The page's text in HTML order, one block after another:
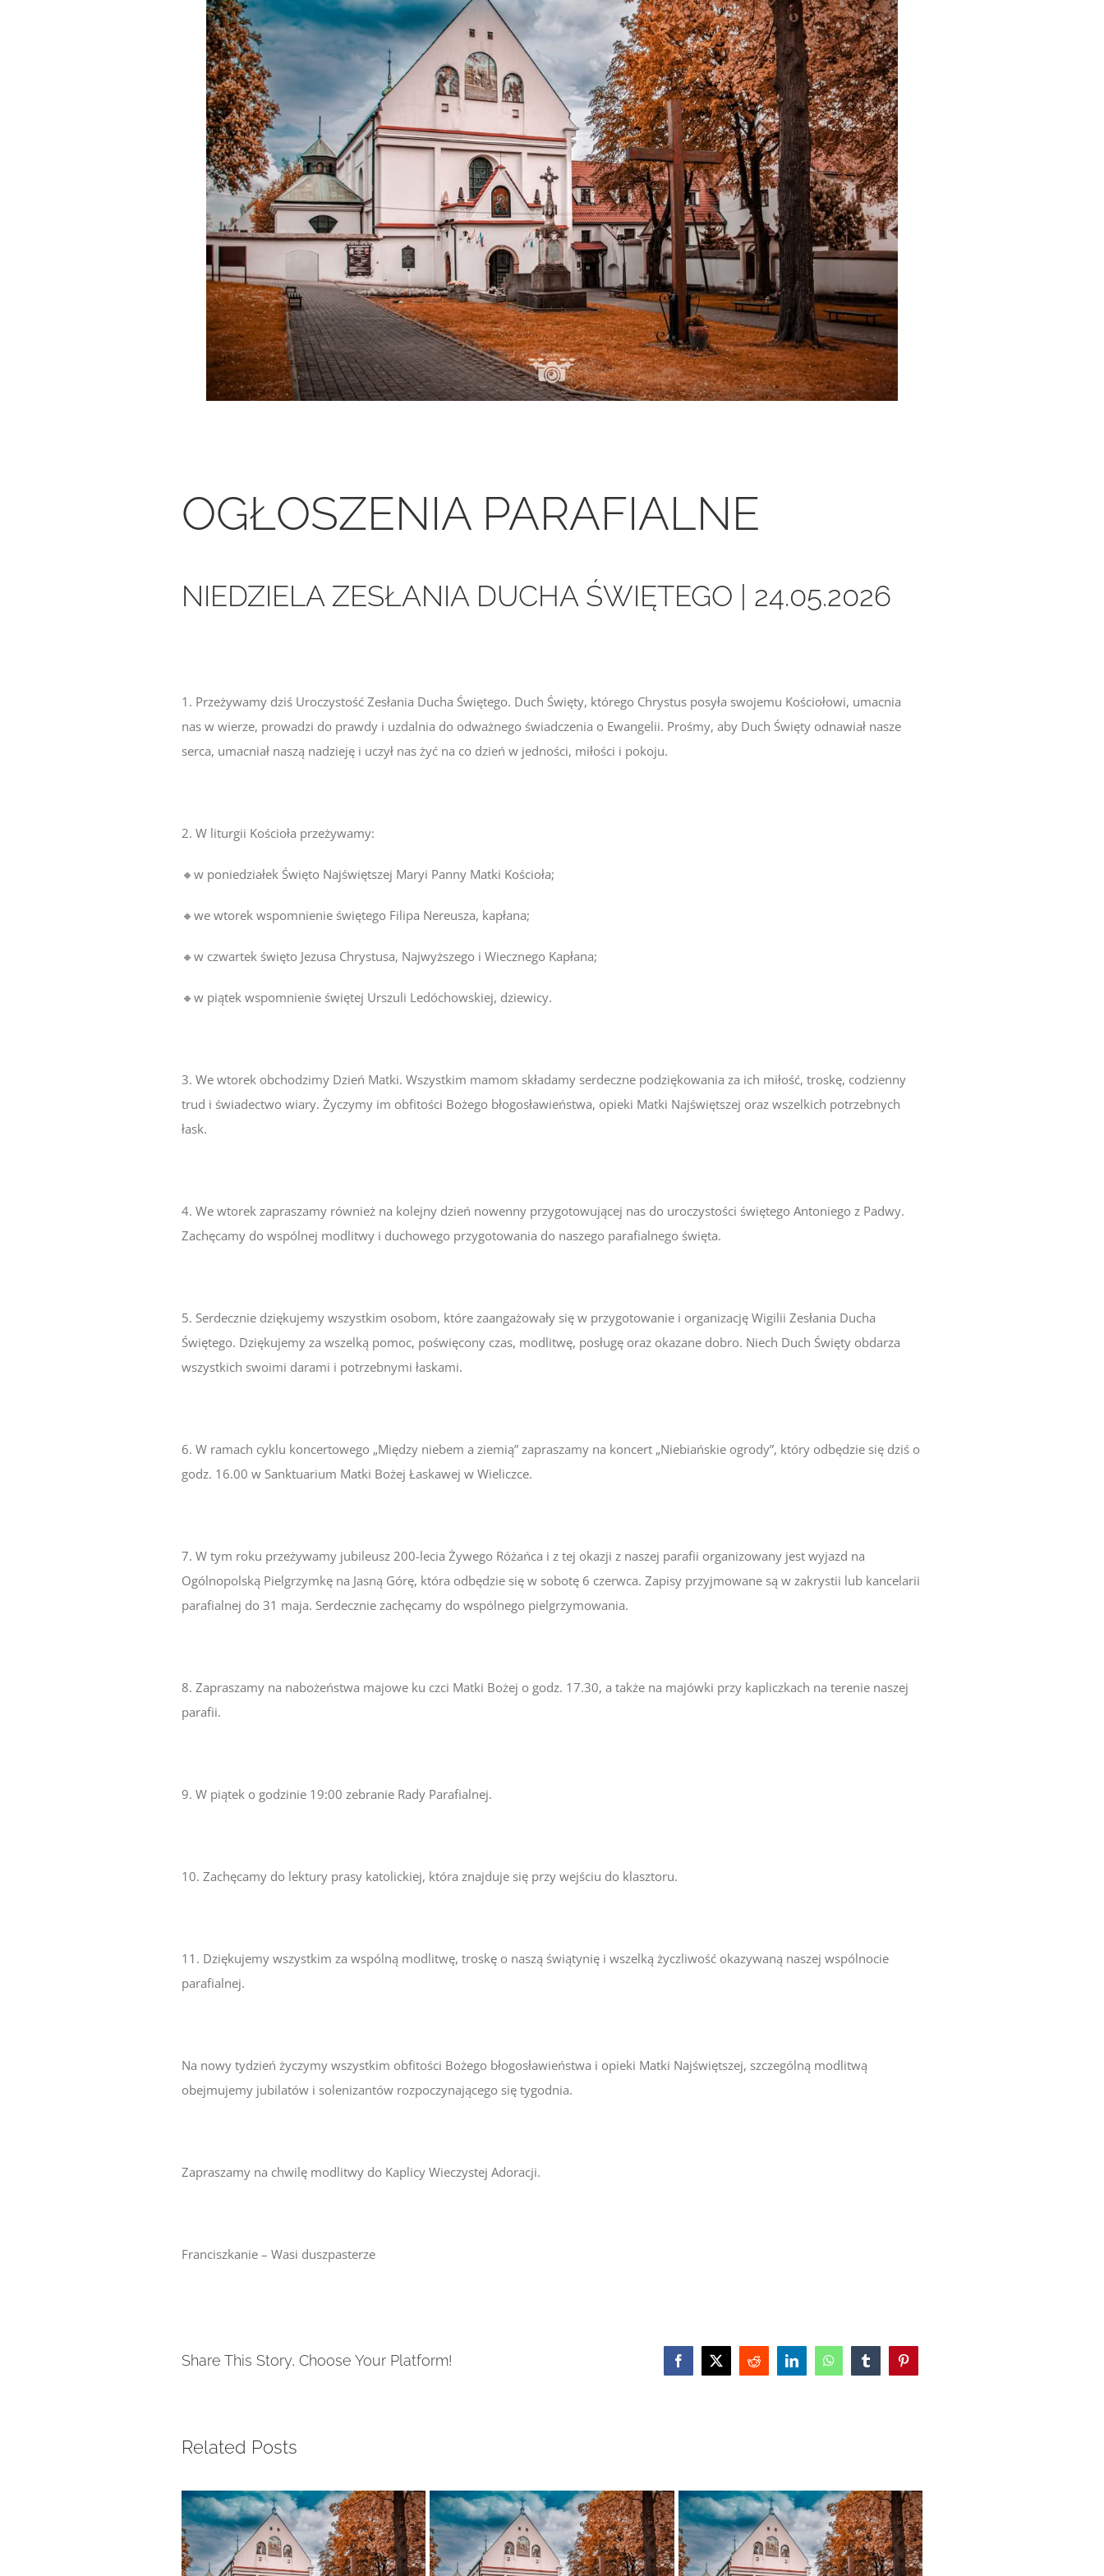
OGŁOSZENIA PARAFIALNE
NIEDZIELA ZESŁANIA DUCHA ŚWIĘTEGO | 24.05.2026
1. Przeżywamy dziś Uroczystość Zesłania Ducha Świętego. Duch Święty, którego Chrystus posyła swojemu Kościołowi, umacnia
nas w wierze, prowadzi do prawdy i uzdalnia do odważnego świadczenia o Ewangelii. Prośmy, aby Duch Święty odnawiał nasze
serca, umacniał naszą nadzieję i uczył nas żyć na co dzień w jedności, miłości i pokoju.
2. W liturgii Kościoła przeżywamy:
🔸w poniedziałek Święto Najświętszej Maryi Panny Matki Kościoła;
🔸we wtorek wspomnienie świętego Filipa Nereusza, kapłana;
🔸w czwartek święto Jezusa Chrystusa, Najwyższego i Wiecznego Kapłana;
🔸w piątek wspomnienie świętej Urszuli Ledóchowskiej, dziewicy.
3. We wtorek obchodzimy Dzień Matki. Wszystkim mamom składamy serdeczne podziękowania za ich miłość, troskę, codzienny
trud i świadectwo wiary. Życzymy im obfitości Bożego błogosławieństwa, opieki Matki Najświętszej oraz wszelkich potrzebnych
łask.
4. We wtorek zapraszamy również na kolejny dzień nowenny przygotowującej nas do uroczystości świętego Antoniego z Padwy.
Zachęcamy do wspólnej modlitwy i duchowego przygotowania do naszego parafialnego święta.
5. Serdecznie dziękujemy wszystkim osobom, które zaangażowały się w przygotowanie i organizację Wigilii Zesłania Ducha
Świętego. Dziękujemy za wszelką pomoc, poświęcony czas, modlitwę, posługę oraz okazane dobro. Niech Duch Święty obdarza
wszystkich swoimi darami i potrzebnymi łaskami.
6. W ramach cyklu koncertowego „Między niebem a ziemią” zapraszamy na koncert „Niebiańskie ogrody”, który odbędzie się dziś o
godz. 16.00 w Sanktuarium Matki Bożej Łaskawej w Wieliczce.
7. W tym roku przeżywamy jubileusz 200-lecia Żywego Różańca i z tej okazji z naszej parafii organizowany jest wyjazd na
Ogólnopolską Pielgrzymkę na Jasną Górę, która odbędzie się w sobotę 6 czerwca. Zapisy przyjmowane są w zakrystii lub kancelarii
parafialnej do 31 maja. Serdecznie zachęcamy do wspólnego pielgrzymowania.
8. Zapraszamy na nabożeństwa majowe ku czci Matki Bożej o godz. 17.30, a także na majówki przy kapliczkach na terenie naszej
parafii.
9. W piątek o godzinie 19:00 zebranie Rady Parafialnej.
10. Zachęcamy do lektury prasy katolickiej, która znajduje się przy wejściu do klasztoru.
11. Dziękujemy wszystkim za wspólną modlitwę, troskę o naszą świątynię i wszelką życzliwość okazywaną naszej wspólnocie
parafialnej.
Na nowy tydzień życzymy wszystkim obfitości Bożego błogosławieństwa i opieki Matki Najświętszej, szczególną modlitwą
obejmujemy jubilatów i solenizantów rozpoczynającego się tygodnia.
Zapraszamy na chwilę modlitwy do Kaplicy Wieczystej Adoracji.
Franciszkanie – Wasi duszpasterze
Share This Story, Choose Your Platform!
Related Posts